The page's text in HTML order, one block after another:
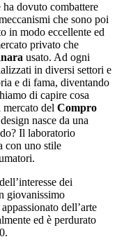
dovuto combattere
che sono poi
in modo eccellente ed
privato che
usato. Ad ogni
in diversi settori e
e di fama, diventando
di capire cosa
del Compro
nasce da una
Il laboratorio
con uno stile
dei
giovanissimo
dell’arte
ed è perdurato